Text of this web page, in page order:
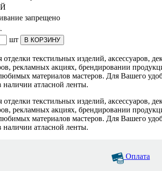
запрещено
шт В КОРЗИНУ
отделки текстильных изделий,
рекламных акциях, брендировании
материалов мастеров. Для Вашего
атласной ленты.
отделки текстильных изделий,
рекламных акциях, брендировании
материалов мастеров. Для Вашего
атласной ленты.
Оплата